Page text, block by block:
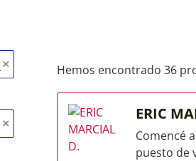
Hemos encontrado 36
ERIC
Comencé
puesto de